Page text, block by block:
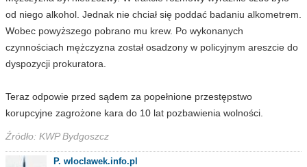
od niego alkohol. Jednak nie chciał się poddać badaniu alkometrem.
Wobec powyższego pobrano mu krew. Po wykonanych
czynnościach mężczyzna został osadzony w policyjnym areszcie do
dyspozycji prokuratora.
Teraz odpowie przed sądem za popełnione przestępstwo
korupcyjne zagrożone kara do 10 lat pozbawienia wolności.
Źródło: KWP Bydgoszcz
P. wloclawek.info.pl